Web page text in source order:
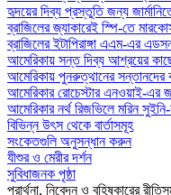
হৃদয়ের দিব্য প্রস্তুতি জন্য জার্মানিতে
ব্রাজিলের জ্যাকারেই স্পি-তে
ব্রাজিলের ইটাপিরাঙ্গা এএম-এর
আমেরিকায় সন্ত দিব্য আশ্রয়ের কাছে
আমেরিকায় পুনরুত্থানের সন্তানদের
আমেরিকার রোচেস্টার এনওয়াই-এর জন
আমেরিকার নর্থ রিজভিলে মরিন সুইনি-
বিভিন্ন উৎস থেকে বার্তাসমূহ
সংকেতগুলি অনুসন্ধান করুন
যীশুর ও মেরীর দর্শন
সুবিধাজনক পৃষ্ঠা
প্রার্থনা, নিবেদন ও বহিষ্কারের